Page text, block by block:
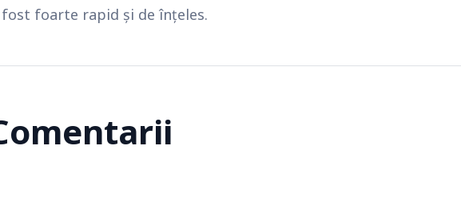
foarte rapid și de înțeles.